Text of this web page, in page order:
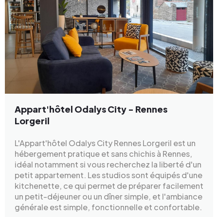
Appart'hôtel Odalys City - Rennes
Lorgeril
L'Appart'hôtel Odalys City Rennes Lorgeril est un
hébergement pratique et sans chichis à Rennes,
idéal notamment si vous recherchez la liberté d'un
petit appartement. Les studios sont équipés d'une
kitchenette, ce qui permet de préparer facilement
un petit-déjeuner ou un dîner simple, et l'ambiance
générale est simple, fonctionnelle et confortable.